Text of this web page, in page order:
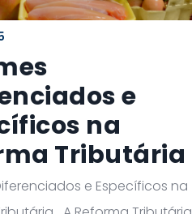
e
na
Tributária
e Específicos na